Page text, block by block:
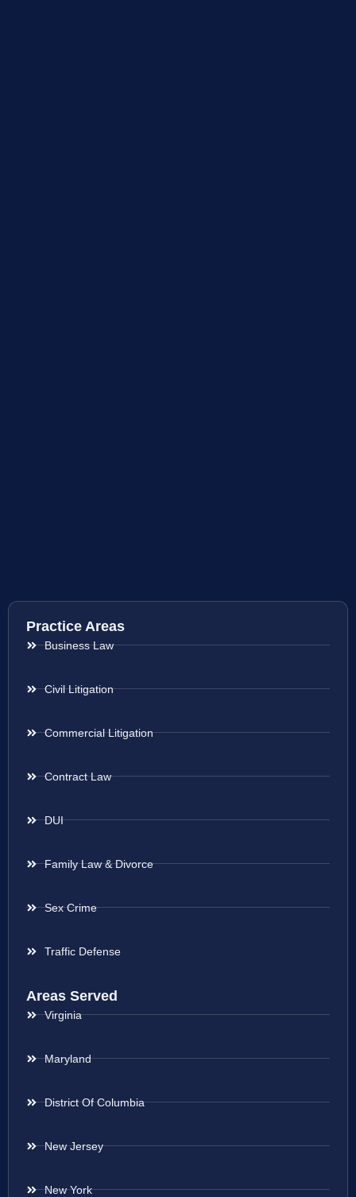
Practice Areas
Business Law
Civil Litigation
Commercial Litigation
Contract Law
DUI
Family Law & Divorce
Sex Crime
Traffic Defense
Areas Served
Virginia
Maryland
District Of Columbia
New Jersey
New York